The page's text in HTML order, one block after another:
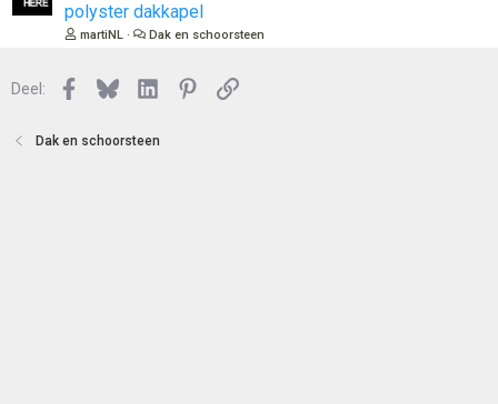
polyster dakkapel
martiNL Dak en schoorsteen
Deel: Facebook
BlueskyLinkedInPinterest
Link
Dak en schoorsteen